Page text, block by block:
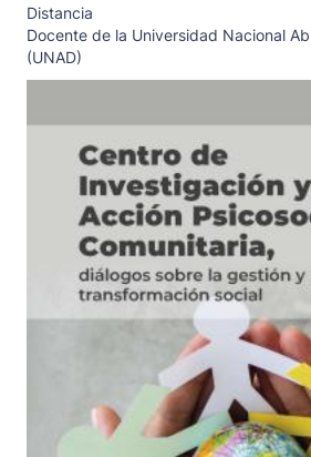
Distancia
Docente de la Universidad Nacional
(UNAD)